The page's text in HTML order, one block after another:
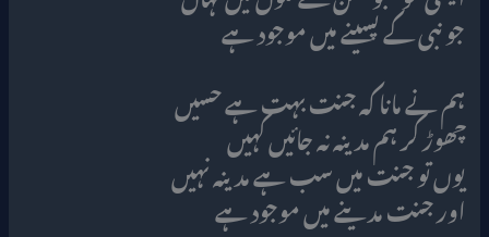
جو نبی کے پسینے میں موجود ہے
ہم نے مانا کہ جنت بہت ہے حسیں
چھوڑ کر ہم مدینہ نہ جائیں کہیں
یوں تو جنت میں سب ہے مدینہ نہیں
اور جنت مدینے میں موجود ہے